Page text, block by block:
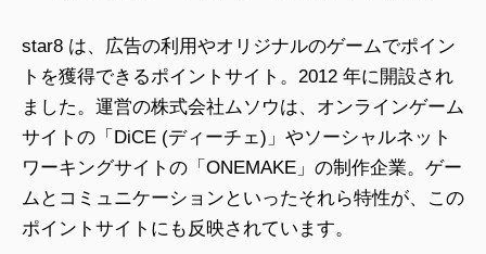
star8 は、広告の利用やオリジナルのゲームでポイン
トを獲得できるポイントサイト。2012 年に開設され
ました。運営の株式会社ムソウは、オンラインゲーム
サイトの「DiCE (ディーチェ)」やソーシャルネット
ワーキングサイトの「ONEMAKE」の制作企業。ゲー
ムとコミュニケーションといったそれら特性が、この
ポイントサイトにも反映されています。